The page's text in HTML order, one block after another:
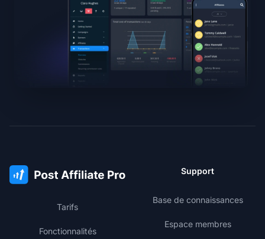
Tarifs
Fonctionnalités
Support
Base de connaissances
Espace membres